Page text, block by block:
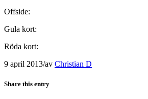
Offside:
Gula kort:
Röda kort:
9 april 2013/av Christian D
Share this entry